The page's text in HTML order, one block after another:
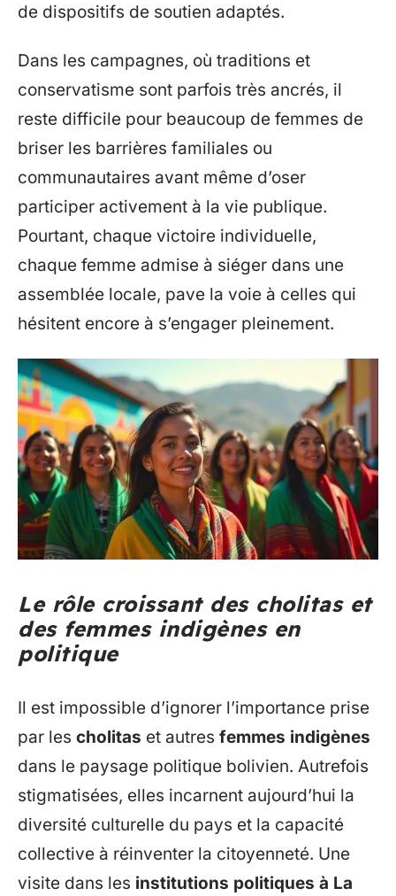
de dispositifs de soutien adaptés.
Dans les campagnes, où traditions et
conservatisme sont parfois très ancrés, il
reste difficile pour beaucoup de femmes de
briser les barrières familiales ou
communautaires avant même d’oser
participer activement à la vie publique.
Pourtant, chaque victoire individuelle,
chaque femme admise à siéger dans une
assemblée locale, pave la voie à celles qui
hésitent encore à s’engager pleinement.
Le rôle croissant des cholitas et
des femmes indigènes en
politique
Il est impossible d’ignorer l’importance prise
par les cholitas et autres femmes indigènes
dans le paysage politique bolivien. Autrefois
stigmatisées, elles incarnent aujourd’hui la
diversité culturelle du pays et la capacité
collective à réinventer la citoyenneté. Une
visite dans les institutions politiques à La